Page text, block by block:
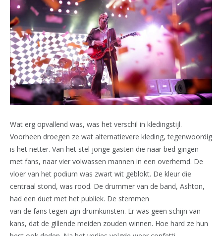
Wat erg opvallend was, was het verschil in kledingstijl.
Voorheen droegen ze wat alternatievere kleding, tegenwoordig
is het netter. Van het stel jonge gasten die naar bed gingen
met fans, naar vier volwassen mannen in een overhemd. De
vloer van het podium was zwart wit geblokt. De kleur die
centraal stond, was rood. De drummer van de band, Ashton,
had een duet met het publiek. De stemmen
van de fans tegen zijn drumkunsten. Er was geen schijn van
kans, dat de gillende meiden zouden winnen. Hoe hard ze hun